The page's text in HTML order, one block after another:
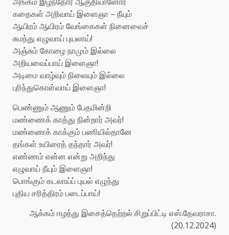
கதைகள் அறிவாய் இளைஞா – நீயும்
ஆயிரம் ஆயிரம் வேங்கைகள் நினைவைச்
சுமந்து எழுவாய் புயலாய்!
அஞ்சும் கோழை நாமும் இல்லை
அறியவைப்பாய் இளைஞா!
அடிமை வாழ்வும் நிலையும் இல்லை
புரிந்துகொள்வாய் இளைஞா!
பெண்ணும் ஆணும் பேதமின்றி
மண்ணைக் காத்து நின்றார் அவர்!
மண்ணைக் காக்கும் பணியில்தானே
தங்கள் உயிரைத் தந்தார் அவர்!
எண்ணம் என்ன என்று அறிந்து
எழுவாய் நீயும் இளைஞா!
பொங்கும் கடலாய்ப் புயல் எழுந்து
புதிய சரித்திரம் படைப்பாய்!
ஆக்கம் ஈழத்து இசைத்தெற்றல் சிறுப்பிட்டி எஸ்.தேவராசா.
(20.12.2024)